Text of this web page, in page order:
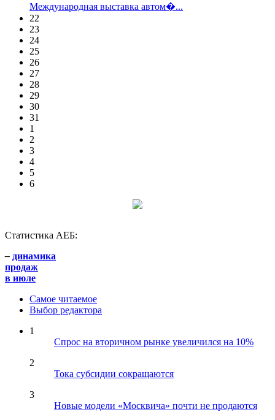
Международная выставка автом�...
22
23
24
25
26
27
28
29
30
31
1
2
3
4
5
6
Статистика АЕБ:
– динамика
продаж
в июле
Самое читаемое
Выбор редактора
1
Спрос на вторичном рынке увеличился на 10%
2
Тока субсидии сокращаются
3
Новые модели «Москвича» почти не продаются